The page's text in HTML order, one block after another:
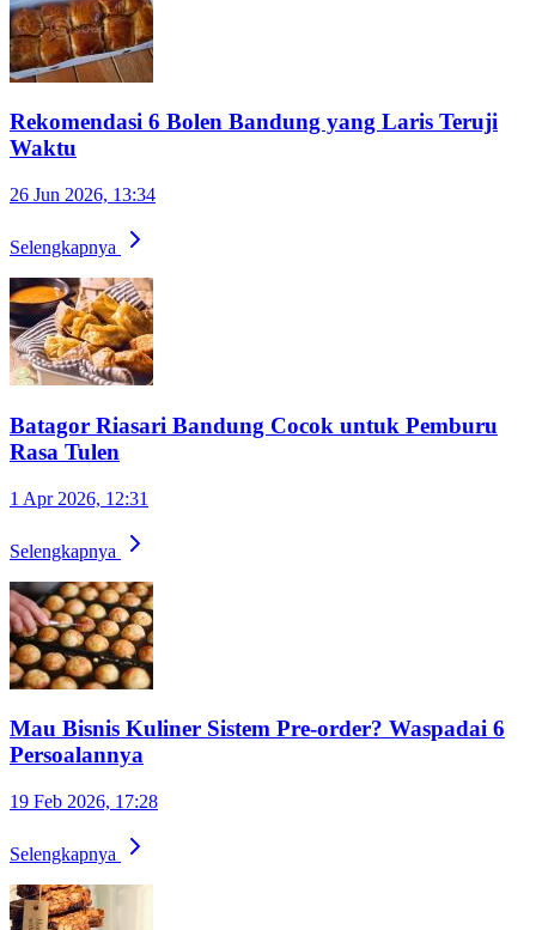
Rekomendasi 6 Bolen Bandung yang Laris Teruji
Waktu
26 Jun 2026, 13:34
Selengkapnya
Batagor Riasari Bandung Cocok untuk Pemburu
Rasa Tulen
1 Apr 2026, 12:31
Selengkapnya
Mau Bisnis Kuliner Sistem Pre-order? Waspadai 6
Persoalannya
19 Feb 2026, 17:28
Selengkapnya